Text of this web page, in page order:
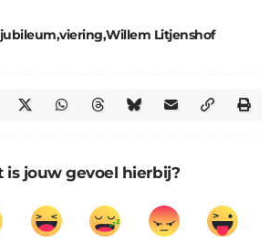
jubileum viering Willem Litjenshof
is jouw gevoel hierbij?